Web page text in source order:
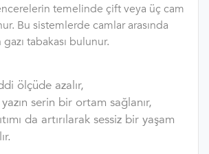
temelinde çift veya üç cam
Bu sistemlerde camlar arasında
tabakası bulunur.
ölçüde azalır,
yazın serin bir ortam sağlanır,
da artırılarak sessiz bir yaşam